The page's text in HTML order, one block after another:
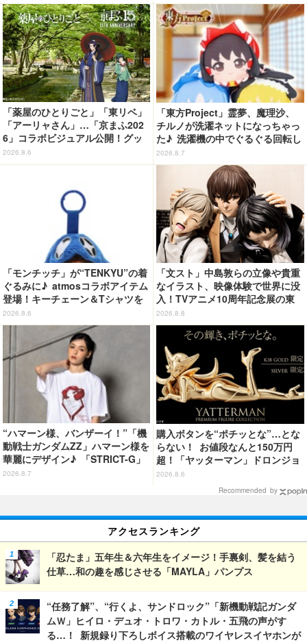
ピューロランド】
「薬屋のひとりごと」「東リベ」
「アーリャさん」…「京まふ202
6」コラボビジュアル公開！グッ
ズなどの最新情報も
2026.8.6
「東方Project」霊夢、魔理沙、
チルノが洗濯ネットになっちゃっ
た♪ 洗濯機の中でぐるぐる回転し
続ける姿を思わず眺めたくなっち
ゃう!?
2026.8.7
「モンチッチ」が“TENKYU”の着
ぐるみに♪ atmosコラボアイテム
登場！キーチェーン＆Tシャツを
展開
2026.8.6
「文スト」中島敦らの立像や貴重
なイラスト、映像体験で世界に没
入！TVアニメ10周年記念展の東
京会場フォトレポートが到着
2026.8.8
“ハマーン様、バンザーイ！”「機
動戦士ガンダムZZ」ハマーン様を
華麗にデザイン♪ 「STRICT-G」
Tシャツなどミニコレクション登
2026.8.7
購入ボタンを“ポチッとな”…とな
らない！ お値段なんと150万円
超！「ヤッターマン」ドロンジョ
様が黄金の輝きをまといミニフィ
2026.8.6
Recommended by
アクセスランキング
「忍たま」五年生＆六年生をイメージ！手裏剣、髪を結う
仕草…和の趣を感じさせる「MAYLA」パンプス
“任務了解”、“行くよ、サンドロック”「新機動戦記ガンダ
ムＷ」ヒイロ・デュオ・トロワ・カトル・五飛の声がす
る…！ 新規録り下ろしボイス搭載のワイヤレスイヤホンが